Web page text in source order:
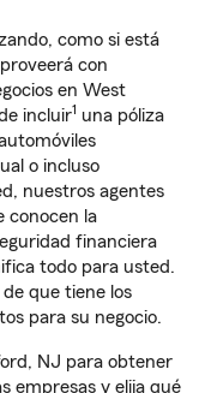
como si está
con
en West
incluir1 una póliza
o incluso
nuestros agentes
conocen la
financiera
todo para usted.
que tiene los
para su negocio.
NJ para obtener
empresas y elija qué